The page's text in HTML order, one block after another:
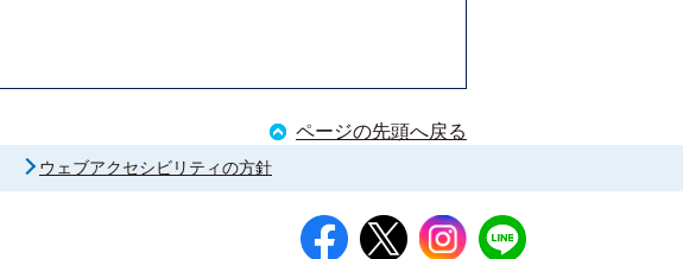
ページの先頭へ戻る
ウェブアクセシビリティの方針